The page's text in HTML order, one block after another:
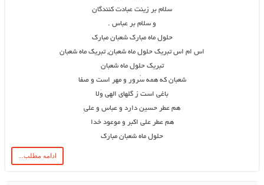
سلام بر زینت عبادت کنندگان
و سلام بر عباس .
حلول ماه مبارک شعبان مبارک
اس ام اس تبریک حلول ماه شعبان, تبریک ماه شعبان
تبریک حلول ماه شعبان
شعبان که همه سُرور و مهر است و صفا
باغی است ز گلهای الهی وَلا
هم عطر حسین دارد و عباس و علیِ
هم عطر علی اکبر و موعود خدا
حلول ماه شعبان مبارک
ادامه مطلب...